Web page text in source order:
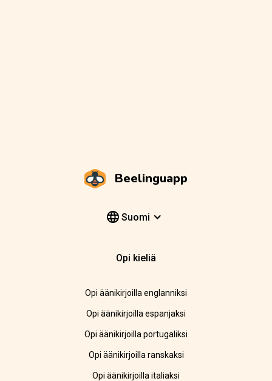
Beelinguapp
Suomi
Opi kieliä
Opi äänikirjoilla englanniksi
Opi äänikirjoilla espanjaksi
Opi äänikirjoilla portugaliksi
Opi äänikirjoilla ranskaksi
Opi äänikirjoilla italiaksi